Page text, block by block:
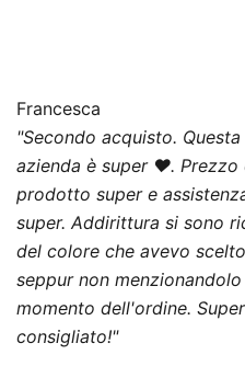
Francesca
"Secondo acquisto. Questa
azienda è super ❤️. Prezzo
prodotto super e
super. Addirittura si sono
del colore che avevo scelto
seppur non menzionandolo
momento dell'ordine. Super
consigliato!"